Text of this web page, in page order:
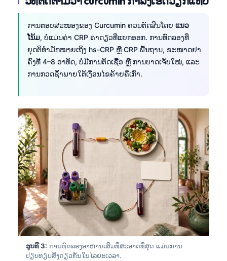
ການຕອບສະໜອງຂອງ Curcumin ຄວນຕັດສິນໂດຍ ແນວ
ໂນ້ມ, ບໍ່ແມ່ນຄ່າ CRP ຄ່າດຽວທີ່ແຍກອອກ. ການທົດລອງທີ່
ຍຸດຕິທຳມັກໝາຍເຖິງ hs-CRP ຫຼື CRP ພື້ນຖານ, ຂະໜາດຢາ
ຄົງທີ່ 4–8 ອາທິດ, ບໍ່ມີການຕິດເຊື້ອ ຫຼື ການບາດເຈັບໃໝ່, ແລະ
ການກວດຊ້ຳພາຍໃຕ້ເງື່ອນໄຂຄ້າຍຄືເກົ່າ.
ຮູບທີ 3: ການທົດລອງອາຫານເສີມທີ່ສະອາດທີ່ສຸດ ແມ່ນການ
ປຽບທຽບສິ່ງດຽວກັນໃນໄລຍະເວລາ.